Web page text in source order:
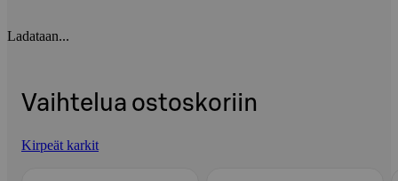
Ladataan...
Vaihtelua ostoskoriin
Kirpeät karkit